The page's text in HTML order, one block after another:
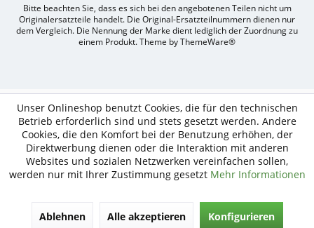
Bitte beachten Sie, dass es sich bei den angebotenen Teilen nicht um
Originalersatzteile handelt. Die Original-Ersatzteilnummern dienen nur
dem Vergleich. Die Nennung der Marke dient lediglich der Zuordnung zu
einem Produkt. Theme byThemeWare®
Shops
durch
nitio
mediasign,
Ihre
Unser Onlineshop benutzt Cookies, die für den technischen
Betrieb erforderlich sind und stets gesetzt werden. Andere
Cookies, die den Komfort bei der Benutzung erhöhen, der
Direktwerbung dienen oder die Interaktion mit anderen
Websites und sozialen Netzwerken vereinfachen sollen,
werden nur mit Ihrer Zustimmung gesetzt Mehr Informationen
Ablehnen Alle akzeptieren Konfigurieren